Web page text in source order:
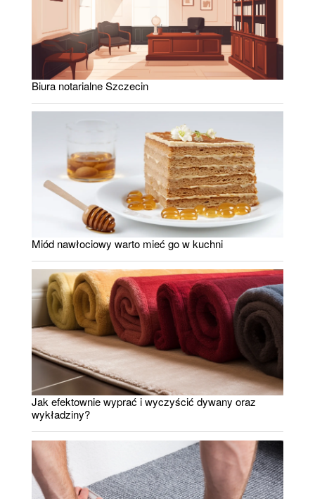
Biura notarialne Szczecin
Miód nawłociowy warto mieć go w kuchni
Jak efektownie wyprać i wyczyścić dywany oraz
wykładziny?